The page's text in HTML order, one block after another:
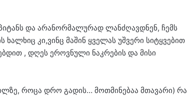
და არანორმალურად ლანძღავდნენ, ჩემს
ხალხიც კი,ვინც მაშინ ყველას უშვერი სიტყვებით
, დღეს ეროვნული ნაკრების და მისი
როცა დრო გადის… მოთმინებაა მთავარი) რა